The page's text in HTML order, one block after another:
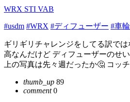
WRX STI VAB
#usdm #WRX #ディフューザー #車
ギリギリチャレンジをしてる訳で
高なんだけど ディフューザーのせ
上の写真は先々週だったか🤔 コッ
thumb_up 89
comment0